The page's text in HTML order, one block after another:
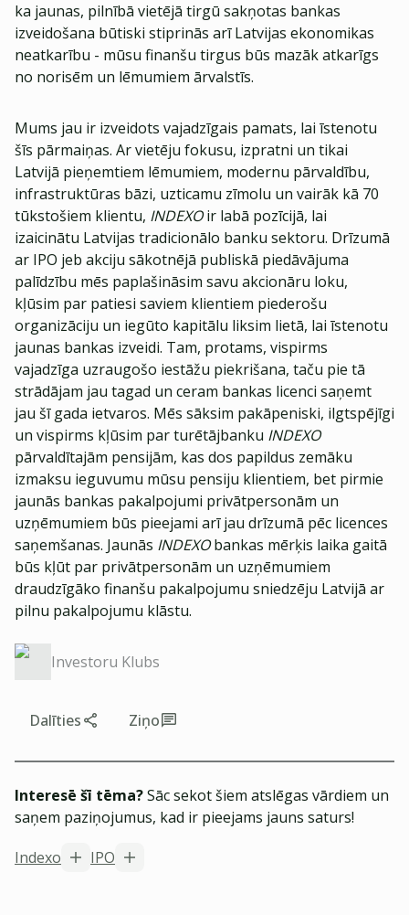
ka jaunas, pilnībā vietējā tirgū sakņotas bankas
izveidošana būtiski stiprinās arī Latvijas ekonomikas
neatkarību - mūsu finanšu tirgus būs mazāk atkarīgs
no norisēm un lēmumiem ārvalstīs.
Mums jau ir izveidots vajadzīgais pamats, lai īstenotu
šīs pārmaiņas. Ar vietēju fokusu, izpratni un tikai
Latvijā pieņemtiem lēmumiem, modernu pārvaldību,
infrastruktūras bāzi, uzticamu zīmolu un vairāk kā 70
tūkstošiem klientu, INDEXOir labā pozīcijā, lai
izaicinātu Latvijas tradicionālo banku sektoru. Drīzumā
ar IPO jeb akciju sākotnējā publiskā piedāvājuma
palīdzību mēs paplašināsim savu akcionāru loku,
kļūsim par patiesi saviem klientiem piederošu
organizāciju un iegūto kapitālu liksim lietā, lai īstenotu
jaunas bankas izveidi. Tam, protams, vispirms
vajadzīga uzraugošo iestāžu piekrišana, taču pie tā
strādājam jau tagad un ceram bankas licenci saņemt
jau šī gada ietvaros. Mēs sāksim pakāpeniski, ilgtspējīgi
un vispirms kļūsim par turētājbanku INDEXO
pārvaldītajām pensijām, kas dos papildus zemāku
izmaksu ieguvumu mūsu pensiju klientiem, bet pirmie
jaunās bankas pakalpojumi privātpersonām un
uzņēmumiem būs pieejami arī jau drīzumā pēc licences
saņemšanas. Jaunās INDEXObankas mērķis laika gaitā
būs kļūt par privātpersonām un uzņēmumiem
draudzīgāko finanšu pakalpojumu sniedzēju Latvijā ar
pilnu pakalpojumu klāstu.
Investoru Klubs
Dalīties Ziņo
Interesē šī tēma?Sāc sekot šiem atslēgas vārdiem un
saņem paziņojumus, kad ir pieejams jauns saturs!
Indexo
IPO